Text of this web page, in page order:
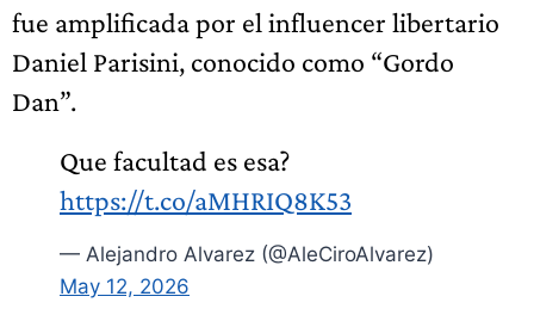
fue amplificada por el influencer libertario
Daniel Parisini, conocido como “Gordo
Dan”.
Que facultad es esa?
https://t.co/aMHRIQ8K53
— Alejandro Alvarez (@AleCiroAlvarez)
May 12, 2026